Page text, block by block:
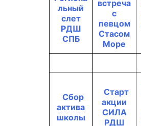
льный
слет
РДШ
СПБ
встреча
с
певцом
Стасом
Море
Сбор
актива
школы
Старт
акции
СИЛА
РДШ